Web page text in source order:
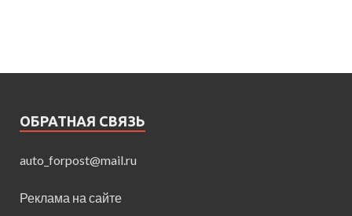
ОБРАТНАЯ СВЯЗЬ
auto_forpost@mail.ru
Реклама на сайте